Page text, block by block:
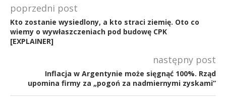
poprzedni post
Kto zostanie wysiedlony, a kto straci ziemię. Oto co
wiemy o wywłaszczeniach pod budowę CPK
[EXPLAINER]
następny post
Inflacja w Argentynie może sięgnąć 100%. Rząd
upomina firmy za „pogoń za nadmiernymi zyskami”